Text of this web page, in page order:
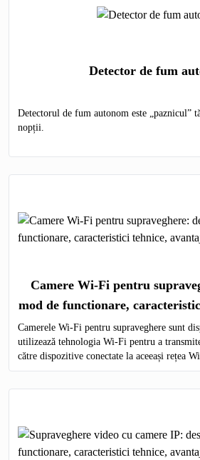
Detector de fum
Detectorul de fum autonom este „paznicul”
nopții.
Camere Wi-Fi pentru supraveghere: descriere,
mod de functionare,
Camerele Wi-Fi pentru supraveghere sunt
utilizează tehnologia Wi-Fi pentru a
către dispozitive conectate la aceeași rețea
internetului.